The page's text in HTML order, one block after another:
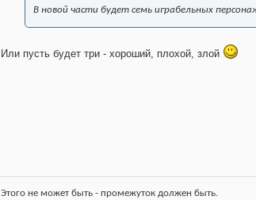
В новой части будет семь играбельных
Или пусть будет три - хороший, плохой, злой
Этого не может быть - промежуток должен быть.